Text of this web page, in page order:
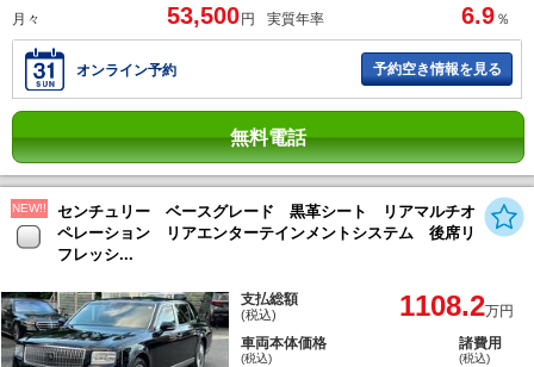
月々
53,500円 実質年率 6.9 ％
オンライン予約 予約空き情報を見る
無料電話
NEW!!
センチュリー ベースグレード 黒革シート リアマルチオ
ペレーション リアエンターテインメントシステム 後席リ
フレッシ...
支払総額
(税込) 1108.2万円
車両本体価格
(税込)
諸費用
(税込)